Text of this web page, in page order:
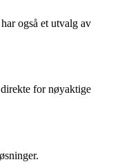
også et utvalg av
for nøyaktige